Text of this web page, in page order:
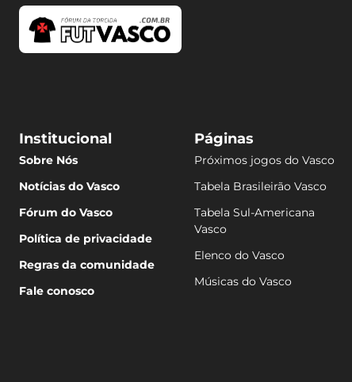
Institucional
Sobre Nós
Notícias do Vasco
Fórum do Vasco
Política de privacidade
Regras da comunidade
Fale conosco
Páginas
Próximos jogos do Vasco
Tabela Brasileirão Vasco
Tabela Sul-Americana
Vasco
Elenco do Vasco
Músicas do Vasco